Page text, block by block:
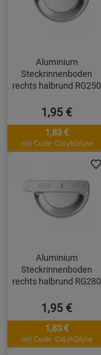
Aluminium
Steckrinnenboden
rechts halbrund RG250
1,95 €
1,83 €
mit Code: CxLyh2Ajne
Aluminium
Steckrinnenboden
rechts halbrund RG280
1,95 €
1,83 €
mit Code: CxLyh2Ajne